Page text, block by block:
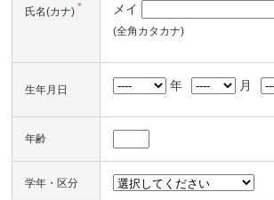
氏名(カナ) * メイ
(全角カタカナ)
生年月日 年 月
年齢
学年・区分